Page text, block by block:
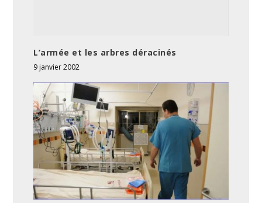
L’armée et les arbres déracinés
9 janvier 2002